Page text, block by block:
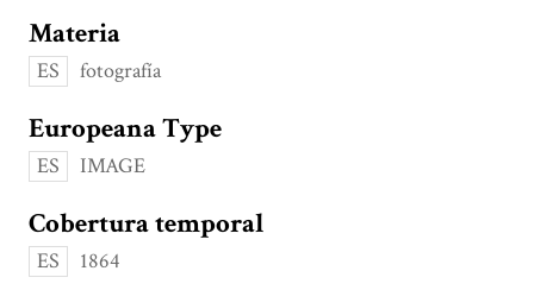
Materia
ES fotografía
Europeana Type
ES IMAGE
Cobertura temporal
ES 1864